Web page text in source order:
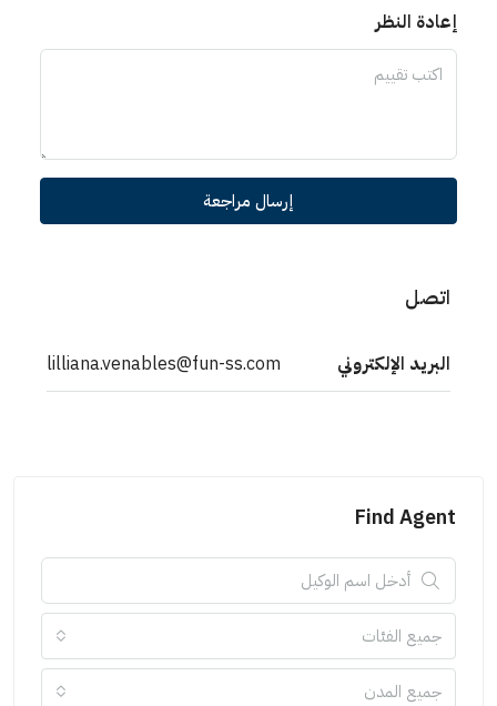
إعادة النظر
إرسال مراجعة
اتصل
البريد الإلكتروني lilliana.venables@fun-ss.com
Find Agent
جميع الفئات
جميع المدن